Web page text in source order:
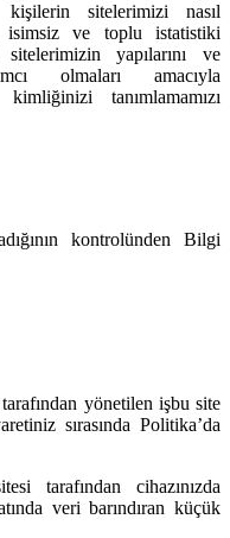
sitelerimizi nasıl
isimsiz ve toplu istatistiki
yapılarını ve
olmaları amacıyla
tanımlamamızı
kontrolünden Bilgi
yönetilen işbu site
sırasında Politika’da
tarafından cihazınızda
veri barındıran küçük